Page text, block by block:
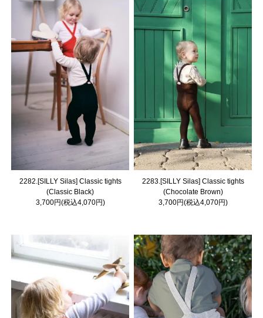
2282.[SILLY Silas] Classic tights
(Classic Black)
3,700円(税込4,070円)
2283.[SILLY Silas] Classic tights
(Chocolate Brown)
3,700円(税込4,070円)